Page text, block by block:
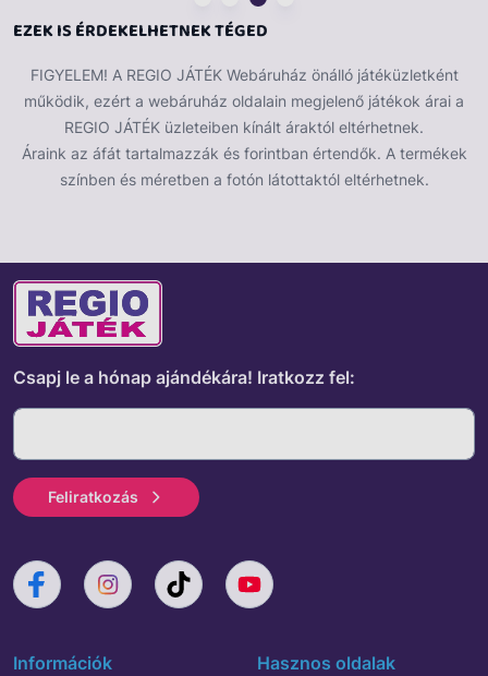
EZEK IS ÉRDEKELHETNEK TÉGED
FIGYELEM! A REGIO JÁTÉK Webáruház önálló játéküzletként
működik, ezért a webáruház oldalain megjelenő játékok árai a
REGIO JÁTÉK üzleteiben kínált áraktól eltérhetnek.
Áraink az áfát tartalmazzák és forintban értendők. A termékek
színben és méretben a fotón látottaktól eltérhetnek.
Csapj le a hónap ajándékára! Iratkozz fel:
Feliratkozás
Információk
Hasznos oldalak